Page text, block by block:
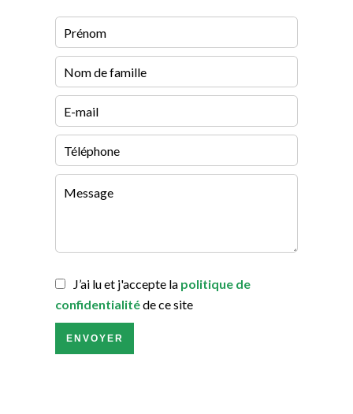
J’ai lu et j'accepte la politique de
confidentialitéde ce site
ENVOYER